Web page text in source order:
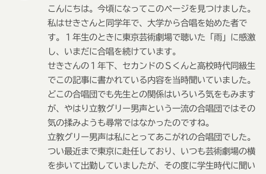
こんにちは。今頃になってこのページを見つけました。
私はせきさんと同学年で、大学から合唱を始めた者で
す。１年生のときに東京芸術劇場で聴いた「雨」に感激
し、いまだに合唱を続けています。
せきさんの１年下、セカンドのＳくんと高校時代同級生
でこの記事に書かれている内容を当時聞いていました。
どこの合唱団でも先生との関係はいろいろ気をもみます
が、やはり立教グリー男声という一流の合唱団ではその
気の揉みようも尋常ではなかったのですね。
立教グリー男声は私にとってあこがれの合唱団でした。
つい最近まで東京に赴任しており、いつも芸術劇場の横
を歩いて出勤していましたが、その度に学生時代に聞い